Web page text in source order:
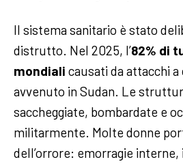
Il sistema sanitario è stato
distrutto. Nel 2025, l’82% di
mondiali causati da attacchi
avvenuto in Sudan. Le
saccheggiate, bombardate e
militarmente. Molte donne
dell’orrore: emorragie